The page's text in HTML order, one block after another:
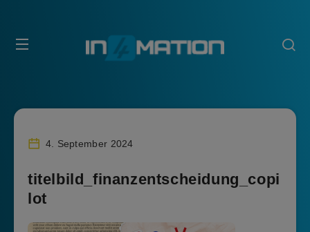
4. September 2024
titelbild_finanzentscheidung_copi
lot